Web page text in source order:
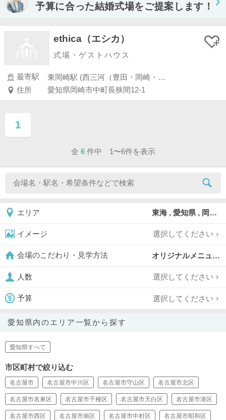
予算に合った結婚式場をご提案します！
ethica（エシカ）
式場・ゲストハウス
最寄駅
東岡崎駅 (西三河（豊田・岡崎・安城・知立）)
住所
愛知県岡崎市中町長狭間12-1
1
ページ目
全 6 件中 1〜6件を表示
エリア 東海 , 愛知県 , 岡崎市
イメージ 選択してください
会場のこだわり・見学方法 オリジナルメニュー対応可,
人数 選択してください
予算 選択してください
愛知県内のエリア一覧から探す
愛知県すべて
市区町村で絞り込む
名古屋市 名古屋市中川区 名古屋市守山区 名古屋市北区
名古屋市名東区 名古屋市千種区 名古屋市天白区 名古屋市港区
名古屋市西区 名古屋市南区 名古屋市中村区 名古屋市昭和区